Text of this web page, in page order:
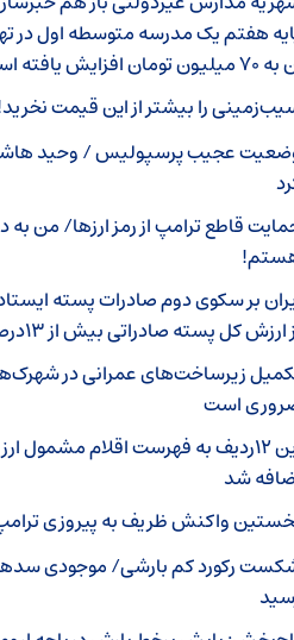
یافته است
را بیشتر از این قیمت
عجیب پرسپولیس / وحید
قاطع ترامپ از رمز ارزها/ من به
بر سکوی دوم صادرات پسته
ارزش کل پسته صادراتی بیش از ۱۳درصد است
زیرساخت‌های عمرانی در
است
این ۱۲ردیف به فهرست اقلام مشمول
شد
واکنش ظریف به پیروزی